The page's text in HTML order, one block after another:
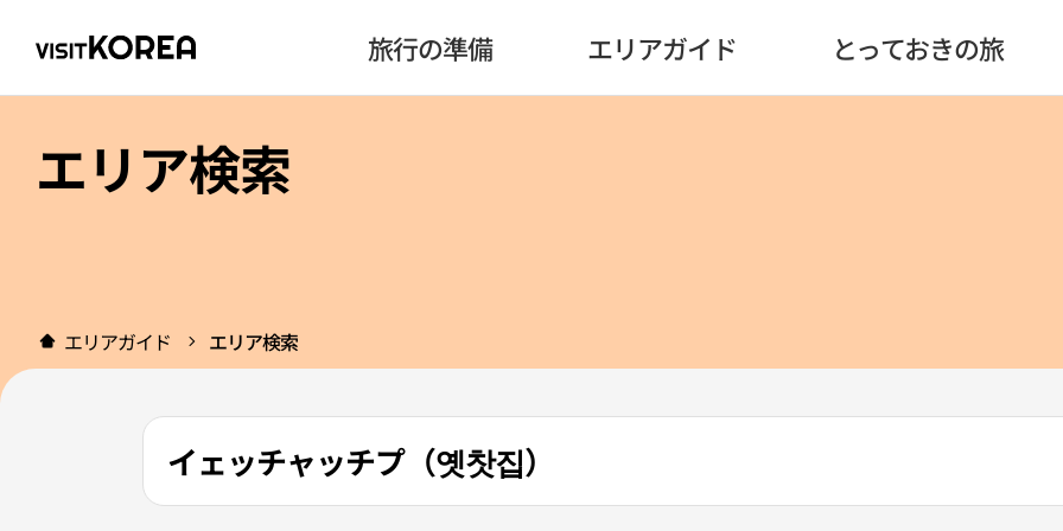
旅行の準備 エリアガイド とっておきの旅
エリア検索
エリアガイド エリア検索
イェッチャッチプ（옛찻집）